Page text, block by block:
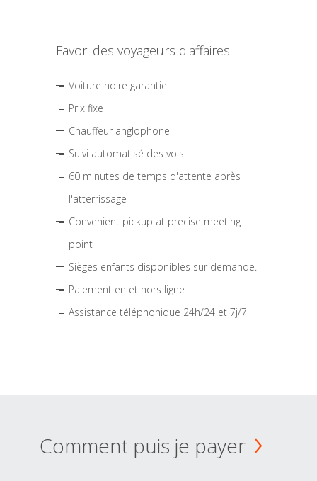
Favori des voyageurs d'affaires
Voiture noire garantie
Prix fixe
Chauffeur anglophone
Suivi automatisé des vols
60 minutes de temps d'attente après
l'atterrissage
Convenient pickup at precise meeting
point
Sièges enfants disponibles sur demande.
Paiement en et hors ligne
Assistance téléphonique 24h/24 et 7j/7
Comment puis je payer